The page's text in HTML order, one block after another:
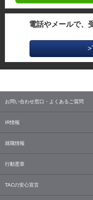
電話やメールで、
お問い合わせ窓口・よくあるご質問
IR情報
就職情報
行動憲章
TACの安心宣言